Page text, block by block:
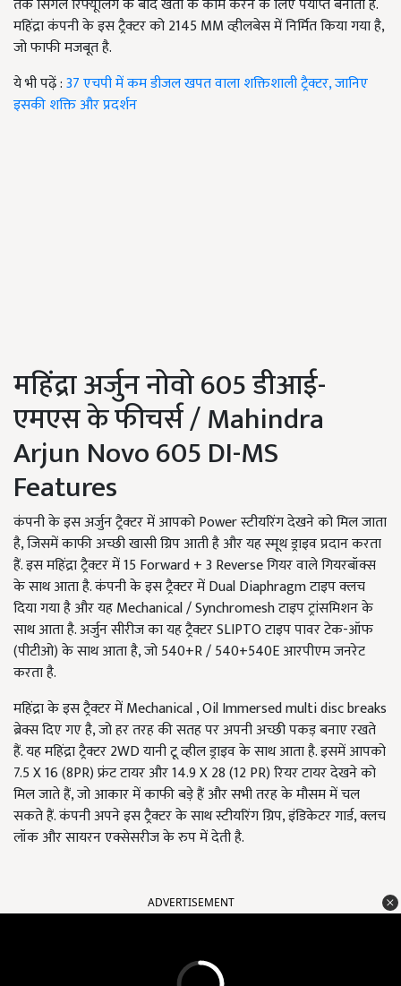
तक सिंगल रिफ्यूलिंग के बाद खेती के काम करने के लिए पर्याप्त बनाता है.
महिंद्रा कंपनी के इस ट्रैक्टर को 2145 MM व्हीलबेस में निर्मित किया गया है,
जो फाफी मजबूत है.
ये भी पढ़ें :37 एचपी में कम डीजल खपत वाला शक्तिशाली ट्रैक्टर, जानिए
इसकी शक्ति और प्रदर्शन
महिंद्रा अर्जुन नोवो 605 डीआई-
एमएस के फीचर्स / Mahindra
Arjun Novo 605 DI-MS
Features
कंपनी के इस अर्जुन ट्रैक्टर में आपको Power स्टीयरिंग देखने को मिल जाता
है, जिसमें काफी अच्छी खासी ग्रिप आती है और यह स्मूथ ड्राइव प्रदान करता
हैं. इस महिंद्रा ट्रैक्टर में 15 Forward + 3 Reverse गियर वाले गियरबॉक्स
के साथ आता है. कंपनी के इस ट्रैक्टर में Dual Diaphragm टाइप क्लच
दिया गया है और यह Mechanical / Synchromesh टाइप ट्रांसमिशन के
साथ आता है. अर्जुन सीरीज का यह ट्रैक्टर SLIPTO टाइप पावर टेक-ऑफ
(पीटीओ) के साथ आता है, जो 540+R / 540+540E आरपीएम जनरेट
करता है.
महिंद्रा के इस ट्रैक्टर में Mechanical , Oil Immersed multi disc breaks
ब्रेक्स दिए गए है, जो हर तरह की सतह पर अपनी अच्छी पकड़ बनाए रखते
हैं. यह महिंद्रा ट्रैक्टर 2WD यानी टू व्हील ड्राइव के साथ आता है. इसमें आपको
7.5 X 16 (8PR) फ्रंट टायर और 14.9 X 28 (12 PR) रियर टायर देखने को
मिल जाते हैं, जो आकार में काफी बड़े हैं और सभी तरह के मौसम में चल
सकते हैं. कंपनी अपने इस ट्रैक्टर के साथ स्टीयरिंग ग्रिप, इंडिकेटर गार्ड, क्लच
लॉक और सायरन एक्सेसरीज के रुप में देती है.
ADVERTISEMENT